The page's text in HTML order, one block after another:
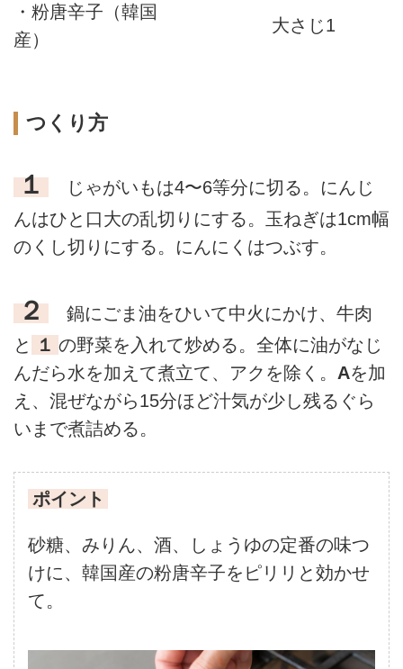
・粉唐辛子（韓国
産）
大さじ1
つくり方
１
じゃがいもは4〜6等分に切る。にんじ
んはひと口大の乱切りにする。玉ねぎは1cm幅
のくし切りにする。にんにくはつぶす。
２
鍋にごま油をひいて中火にかけ、牛肉
と
１ の野菜を入れて炒める。全体に油がなじ
んだら水を加えて煮立て、アクを除く。 Aを加
え、混ぜながら15分ほど汁気が少し残るぐら
いまで煮詰める。
ポイント
砂糖、みりん、酒、しょうゆの定番の味つ
けに、韓国産の粉唐辛子をピリリと効かせ
て。